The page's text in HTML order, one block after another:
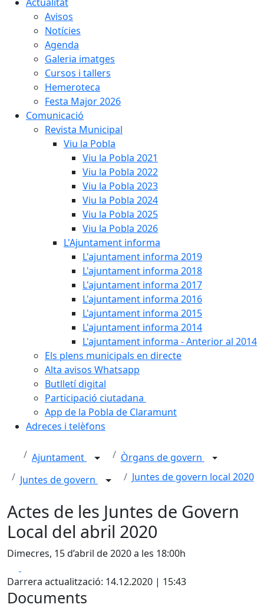
Avisos
Notícies
Agenda
Galeria imatges
Cursos i tallers
Hemeroteca
Festa Major 2026
Comunicació
Revista Municipal
Viu la Pobla
Viu la Pobla 2021
Viu la Pobla 2022
Viu la Pobla 2023
Viu la Pobla 2024
Viu la Pobla 2025
Viu la Pobla 2026
L'Ajuntament informa
L'ajuntament informa 2019
L'ajuntament informa 2018
L'ajuntament informa 2017
L'ajuntament informa 2016
L'ajuntament informa 2015
L'ajuntament informa 2014
L'ajuntament informa - Anterior al 2014
Els plens municipals en directe
Alta avisos Whatsapp
Butlletí digital
Participació ciutadana
App de la Pobla de Claramunt
Adreces i telèfons
Ajuntament
Òrgans de govern
Juntes de govern
Juntes de govern local 2020
Actes de les Juntes de Govern
Local del abril 2020
Dimecres, 15 d’abril de 2020 a les 18:00h
Darrera actualització: 14.12.2020 | 15:43
Documents